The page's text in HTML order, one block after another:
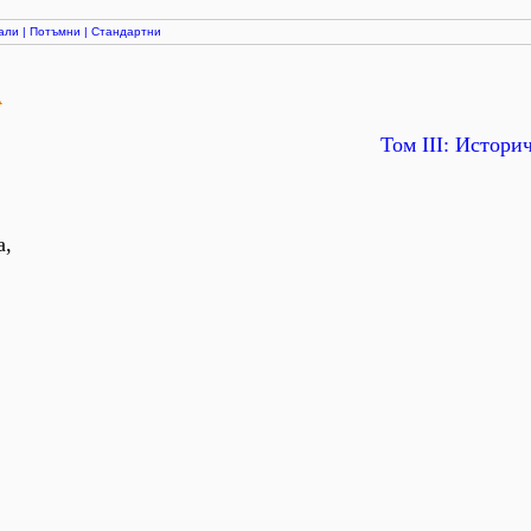
| Потъмни | Стандартни
Том ІІІ: